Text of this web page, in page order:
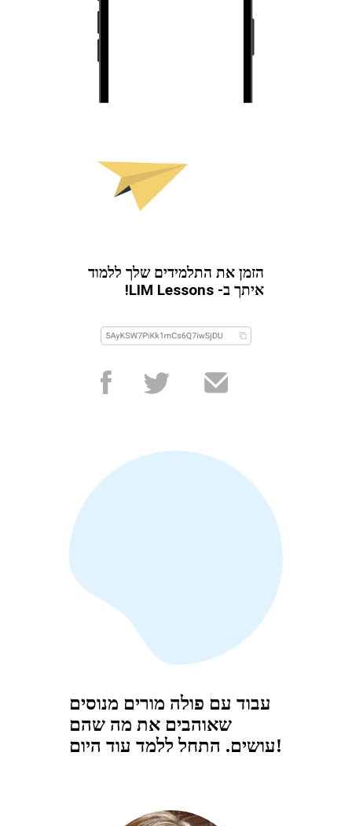
הזמן את התלמידים שלך ללמוד
איתך ב- LIM Lessons!
עבוד עם פולה מורים מנוסים
שאוהבים את מה שהם
עושים. התחל ללמד עוד היום!